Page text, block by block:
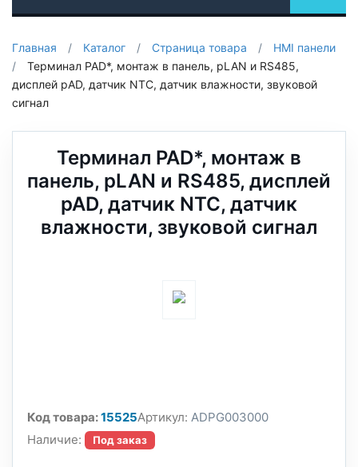
Главная / Каталог / Страница товара /
HMI панели
/
Терминал PAD*, монтаж в панель, pLAN и RS485,
дисплей pAD, датчик NTC, датчик влажности, звуковой
сигнал
Терминал PAD*, монтаж в
панель, pLAN и RS485, дисплей
pAD, датчик NTC, датчик
влажности, звуковой сигнал
Код товара:15525Артикул: ADPG003000
Наличие:
Под заказ